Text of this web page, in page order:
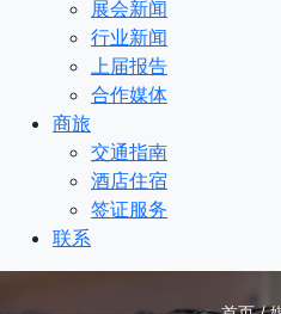
展会新闻
行业新闻
上届报告
合作媒体
商旅
交通指南
酒店住宿
签证服务
联系